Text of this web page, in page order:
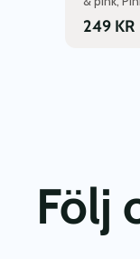
249 KR
Följ